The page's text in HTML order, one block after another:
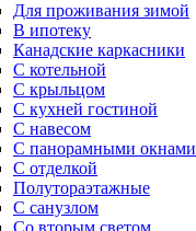
Для проживания зимой
В ипотеку
Канадские каркасники
С котельной
С крыльцом
С кухней гостиной
С навесом
С панорамными окнами
С отделкой
Полутораэтажные
С санузлом
Со вторым светом